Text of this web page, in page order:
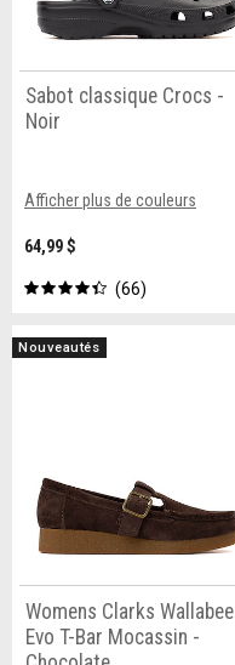
Sabot classique Crocs -
Noir
Afficher plus de couleurs
64,99 $
66
Nouveautés
Womens Clarks Wallabee
Evo T-Bar Mocassin -